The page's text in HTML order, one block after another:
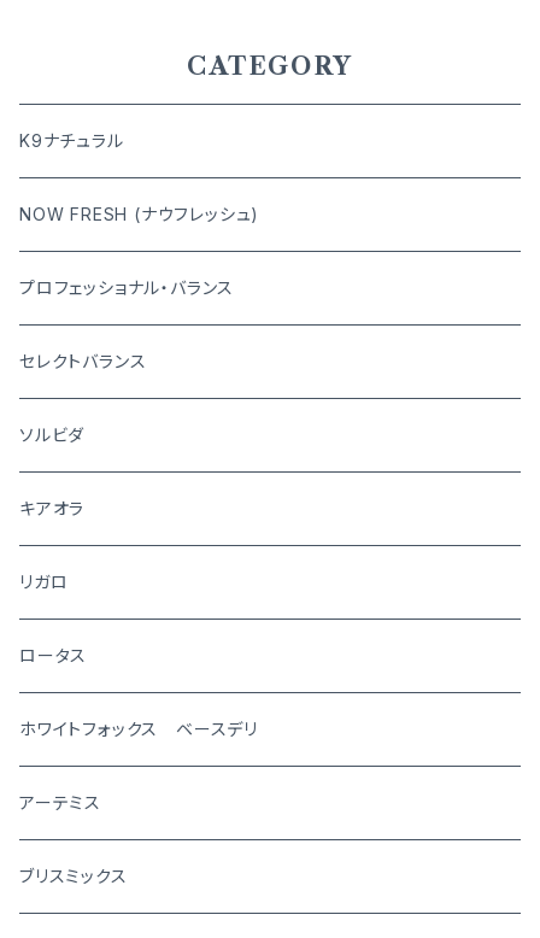
CATEGORY
K9ナチュラル
NOW FRESH (ナウフレッシュ)
プロフェッショナル・バランス
セレクトバランス
ソルビダ
キアオラ
リガロ
ロータス
ホワイトフォックス ベースデリ
アーテミス
ブリスミックス